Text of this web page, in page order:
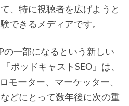
、特に視聴者を広げようと
できるメディアです。
の一部になるという新しい
ポッドキャストSEO」は、
モーター、マーケッター、
どにとって数年後に次の重